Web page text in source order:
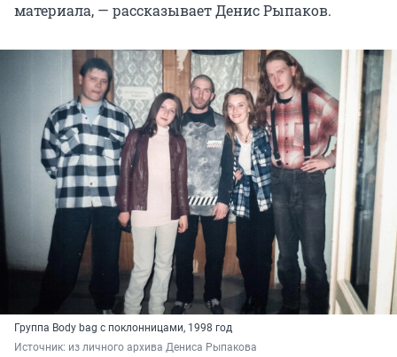
материала, — рассказывает Денис Рыпаков.
Группа Body bag с поклонницами, 1998 год
Источник: из личного архива Дениса Рыпакова